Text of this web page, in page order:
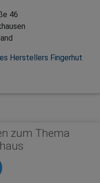
46
Herstellers Fingerhut
zum Thema